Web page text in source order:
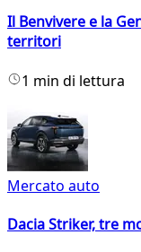
Il Benvivere e la
territori
1 min di lettura
Mercato auto
Dacia Striker, tre